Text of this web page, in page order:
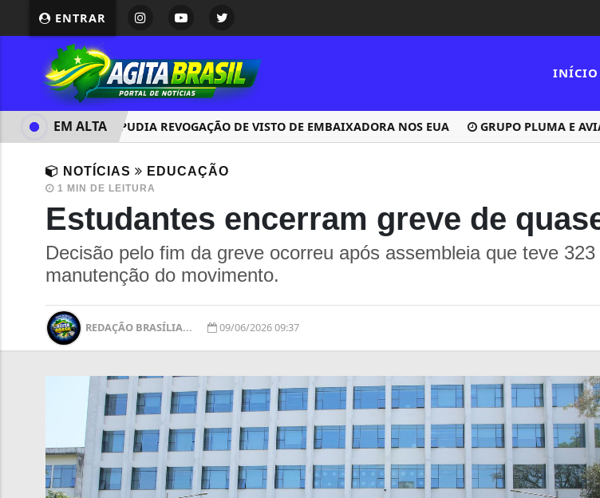
ENTRAR
INÍCIO
BRASIL REPUDIA REVOGAÇÃO DE VISTO DE EMBAIXADORA NOS EUA GRUPO PLUMA E
EM ALTA
NOTÍCIAS EDUCAÇÃO
1 MIN DE LEITURA
Estudantes encerram greve de
Decisão pelo fim da greve ocorreu após assembleia que teve
manutenção do movimento.
REDAÇÃO BRASÍLIA... 09/06/2026 09:37